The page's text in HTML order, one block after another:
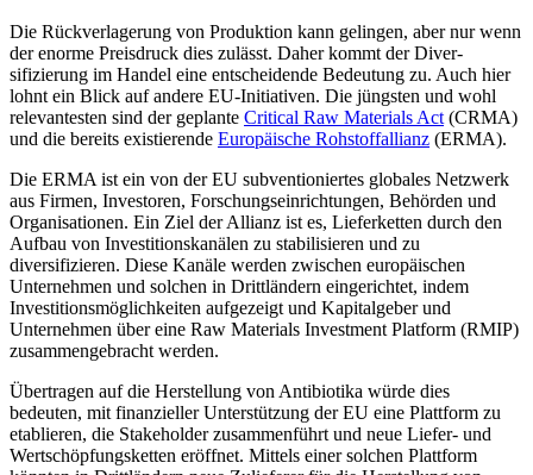
Die Rückverlagerung von Produktion kann gelingen, aber nur wenn
der enorme Preis­druck dies zulässt. Daher kommt der Diver­
sifizierung im Handel eine entscheidende Bedeutung zu. Auch hier
lohnt ein Blick auf andere EU-Initiativen. Die jüngsten und wohl
relevantesten sind der geplante Criti­cal Raw Materials Act (CRMA)
und die be­reits existierende Europäische Rohstoff­allianz (ERMA).
Die ERMA ist ein von der EU subventioniertes globales Netzwerk
aus Firmen, In­vestoren, Forschungseinrichtungen, Behör­den und
Organisationen. Ein Ziel der Alli­anz ist es, Lieferketten durch den
Aufbau von Investitionskanälen zu stabilisieren und zu
diversifizieren. Diese Kanäle werden zwischen europäischen
Unternehmen und solchen in Drittländern eingerichtet, indem
Investi­tionsmöglichkeiten aufgezeigt und Kapital­geber und
Unternehmen über eine Raw Materials Investment Platform (RMIP)
zusammengebracht werden.
Übertragen auf die Herstellung von Anti­biotika würde dies
bedeuten, mit finanzieller Unterstützung der EU eine Plattform zu
etablieren, die Stakeholder zusammenführt und neue Liefer- und
Wertschöpfungsketten eröffnet. Mittels einer solchen Plattform